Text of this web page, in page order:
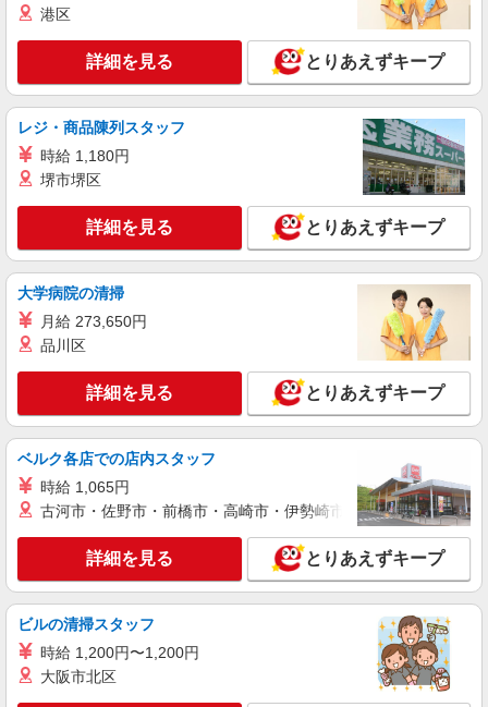
ジェイレックス・コーポレーション株式会社
■月額：28万円〜45万円 ※固定残業45ｈ/7万7
千円を含む。超過分は別途支給
東京都新宿区西新宿1-23-7 新宿ファーストウ
キープ 詳細を見る
社名非公開/HR/CRMマーケター(東京)
HR/CRMマーケター(東京)
給）を年収に含む ※固定残業代：原則として40時
間相当 基礎賃金÷所定労働時間×125％（法定）
※固定残業代を超過した分の時間外労働手当は全
額支給
東京都新宿区新宿6-27-30 新宿イーストサイド
スクエア W7F 【変更の範囲：会社の定める場
所】
キープ
派遣社員
事務のオシゴト
時給1,750円 ※当社規定あり
東京都新宿区／最寄駅：信濃町駅、国立競技場
駅
キープ 詳細を見る
港区
詳細を見る とりあえずキープ
レジ・商品陳列スタッフ
時給 1,180円
堺市堺区
詳細を見る とりあえずキープ
大学病院の清掃
月給 273,650円
品川区
詳細を見る とりあえずキープ
ベルク各店での店内スタッフ
時給 1,065円
古河市・佐野市・前橋市・高崎市・伊勢崎市・太田市・館林市
詳細を見る とりあえずキープ
ビルの清掃スタッフ
時給 1,200円〜1,200円
大阪市北区